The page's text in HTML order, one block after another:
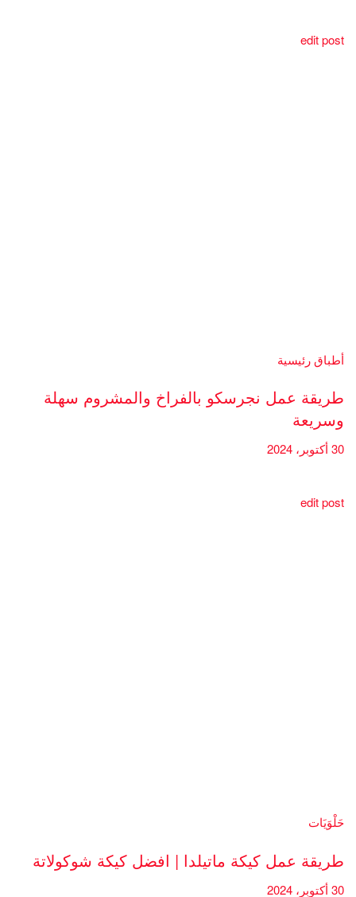
edit post
أطباق رئيسية
طريقة عمل نجرسكو بالفراخ والمشروم سهلة
وسريعة
30 أكتوبر، 2024
edit post
حَلْوَيَات
طريقة عمل كيكة ماتيلدا | افضل كيكة شوكولاتة
30 أكتوبر، 2024